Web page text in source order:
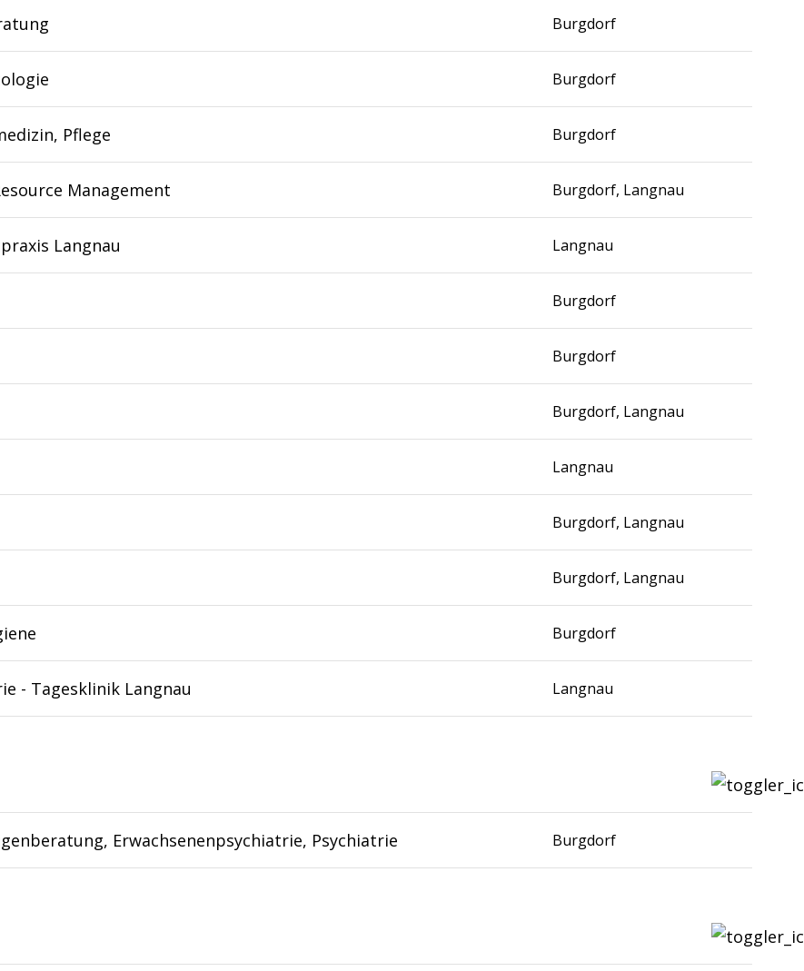
Burgdorf
Burgdorf
Pflege Burgdorf
Management Burgdorf, Langnau
Langnau Langnau
Burgdorf
Burgdorf
Burgdorf, Langnau
Langnau
Burgdorf, Langnau
Burgdorf, Langnau
Burgdorf
- Tagesklinik Langnau Langnau
Erwachsenenpsychiatrie, Psychiatrie Burgdorf